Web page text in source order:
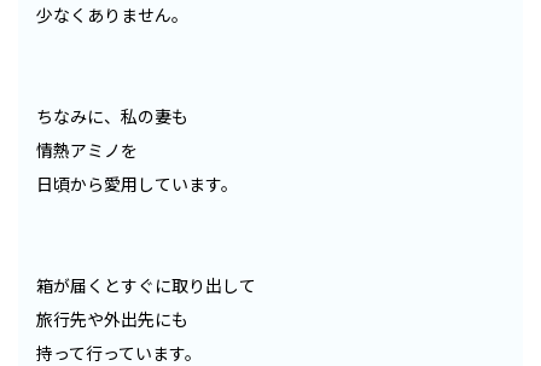
少なくありません。
ちなみに、私の妻も
情熱アミノを
日頃から愛用しています。
箱が届くとすぐに取り出して
旅行先や外出先にも
持って行っています。